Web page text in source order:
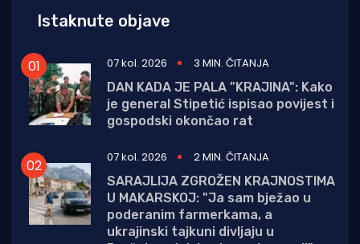
Istaknute objave
07 kol. 2026
3 MIN. ČITANJA
DAN KADA JE PALA "KRAJINA": Kako
je general Stipetić ispisao povijest i
gospodski okončao rat
07 kol. 2026
2 MIN. ČITANJA
SARAJLIJA ZGROŽEN KRAJNOSTIMA
U MAKARSKOJ: "Ja sam bježao u
poderanim farmerkama, a
ukrajinski tajkuni divljaju u